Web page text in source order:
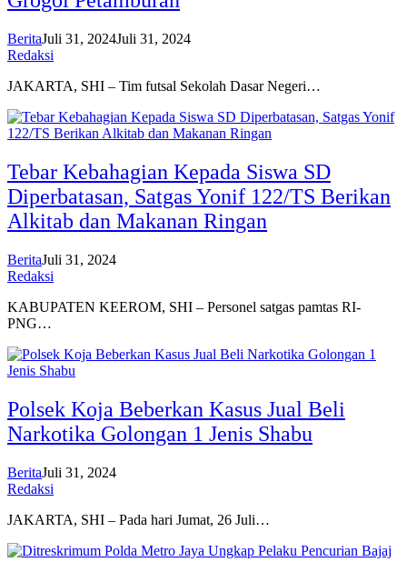
BeritaJuli 31, 2024Juli 31, 2024
Redaksi
JAKARTA, SHI – Tim futsal Sekolah Dasar Negeri…
Tebar Kebahagian Kepada Siswa SD
Diperbatasan, Satgas Yonif 122/TS Berikan
Alkitab dan Makanan Ringan
BeritaJuli 31, 2024
Redaksi
KABUPATEN KEEROM, SHI – Personel satgas pamtas RI-
PNG…
Polsek Koja Beberkan Kasus Jual Beli
Narkotika Golongan 1 Jenis Shabu
BeritaJuli 31, 2024
Redaksi
JAKARTA, SHI – Pada hari Jumat, 26 Juli…